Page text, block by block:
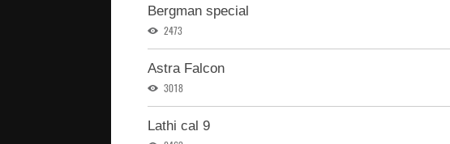
Bergman special
2473
Astra Falcon
3018
Lathi cal 9